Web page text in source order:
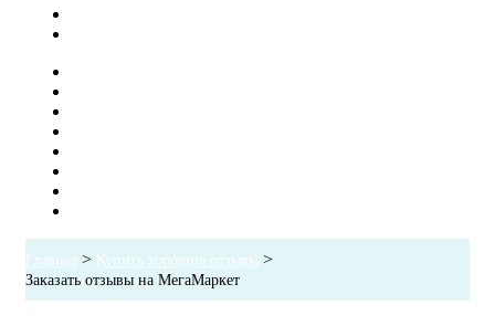
Главная > Купить хорошие отзывы >
Заказать отзывы на МегаМаркет